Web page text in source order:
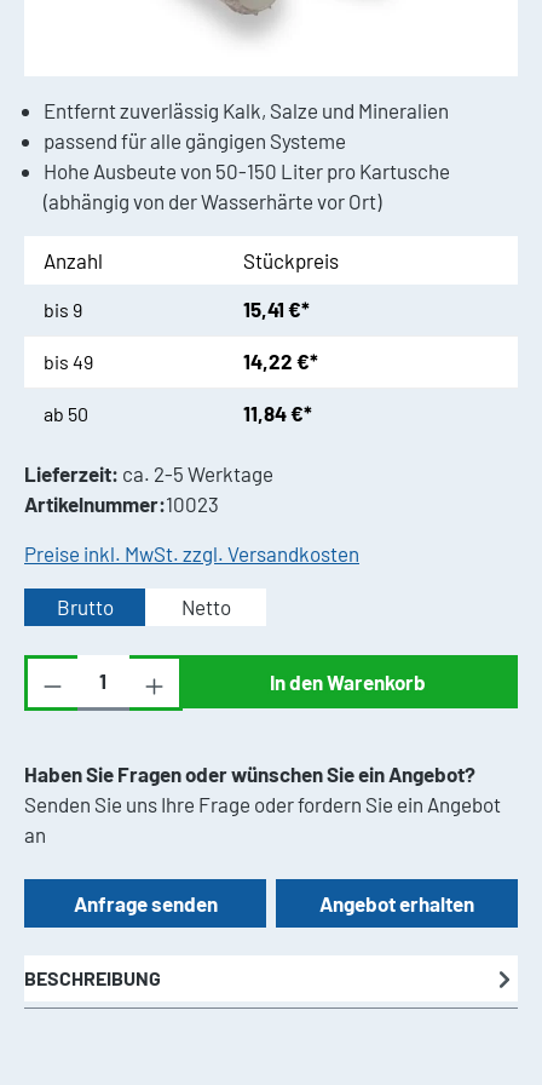
Entfernt zuverlässig Kalk, Salze und Mineralien
passend für alle gängigen Systeme
Hohe Ausbeute von 50-150 Liter pro Kartusche
(abhängig von der Wasserhärte vor Ort)
Anzahl Stückpreis
bis 9 15,41 €*
bis 49 14,22 €*
ab 50 11,84 €*
Lieferzeit: ca. 2-5 Werktage
Artikelnummer:10023
Preise inkl. MwSt. zzgl. Versandkosten
Brutto Netto
Produkt Anzahl: Gib den gewünschten
In den Warenkorb
Haben Sie Fragen oder wünschen Sie ein Angebot?
Senden Sie uns Ihre Frage oder fordern Sie ein Angebot
an
Anfrage senden Angebot erhalten
BESCHREIBUNG